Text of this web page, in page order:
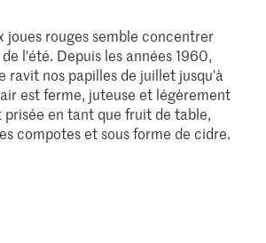
joues rouges semble concentrer
l'été. Depuis les années 1960,
ravit nos papilles de juillet jusqu'à
est ferme, juteuse et légèrement
prisée en tant que fruit de table,
compotes et sous forme de cidre.